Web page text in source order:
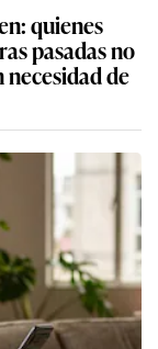
quienes
pasadas no
de